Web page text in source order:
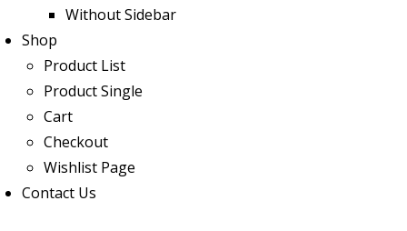
Without Sidebar
Shop
Product List
Product Single
Cart
Checkout
Wishlist Page
Contact Us